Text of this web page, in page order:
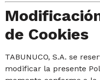
de Cookies
TABUNUCO, S.A. se
modificar la presente